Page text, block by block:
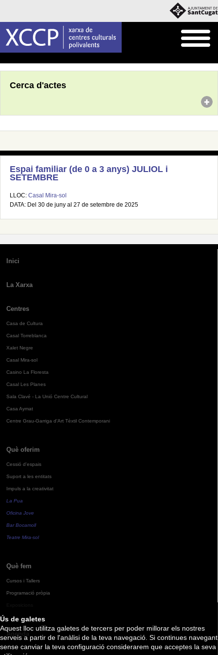
Ús de galetes
Aquest lloc utilitza galetes de tercers per poder millorar els nostres
serveis a partir de l'anàlisi de la teva navegació. Si continues navegant
sense canviar la teva configuració considerarem que acceptes la seva
Cerca d'actes
Espai familiar (de 0 a 3 anys) JULIOL i
SETEMBRE
LLOC: Casal Mira-sol
DATA: Del 30 de juny al 27 de setembre de 2025
Inici
La Xarxa
Centres
Casa de Cultura
Casal Torreblanca
Xalet Negre
Casal Mira-sol
Casino La Floresta
Casal Les Planes
Sala Clavé - La Unió Centre Cultural
Casa Aymat
Centre Grau-Garriga d'Art Tèxtil Contemporani
Què oferim
Cessió d'espais
Suport a les entitats
Impuls a la creativitat
La Pua
Oficina Jove
Bar Bocamoll
Teatre Mira-sol
Què fem
Cursos i Tallers
Programació pròpia
Agenda